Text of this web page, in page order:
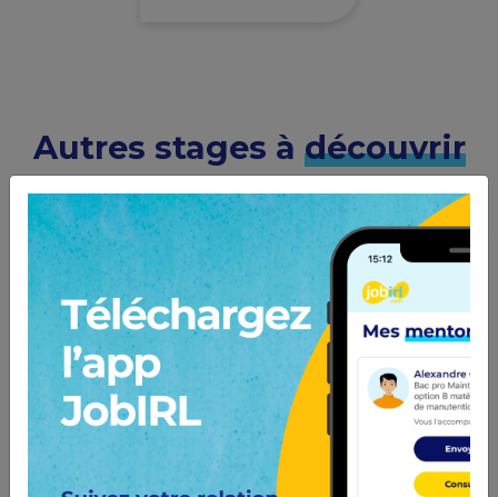
Autres stages à découvrir
Electromécanicien en alternance
F/H
VINCI Construction
à Charleville-Mézières (08)